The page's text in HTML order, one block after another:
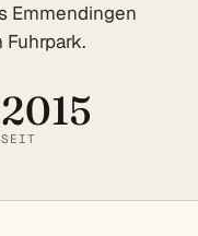
Emmendingen
2015
SEIT